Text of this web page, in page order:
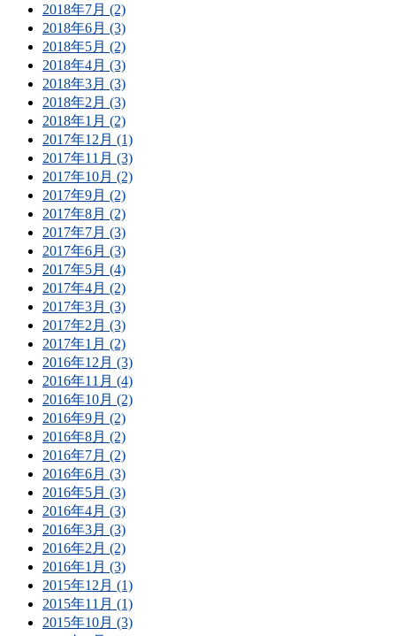
2018年7月 (2)
2018年6月 (3)
2018年5月 (2)
2018年4月 (3)
2018年3月 (3)
2018年2月 (3)
2018年1月 (2)
2017年12月 (1)
2017年11月 (3)
2017年10月 (2)
2017年9月 (2)
2017年8月 (2)
2017年7月 (3)
2017年6月 (3)
2017年5月 (4)
2017年4月 (2)
2017年3月 (3)
2017年2月 (3)
2017年1月 (2)
2016年12月 (3)
2016年11月 (4)
2016年10月 (2)
2016年9月 (2)
2016年8月 (2)
2016年7月 (2)
2016年6月 (3)
2016年5月 (3)
2016年4月 (3)
2016年3月 (3)
2016年2月 (2)
2016年1月 (3)
2015年12月 (1)
2015年11月 (1)
2015年10月 (3)